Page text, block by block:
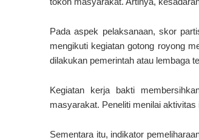
Pada aspek pelaksanaan, skor
mengikuti kegiatan gotong royong
dilakukan pemerintah atau lembaga
Kegiatan kerja bakti
masyarakat. Peneliti menilai
Sementara itu, indikator